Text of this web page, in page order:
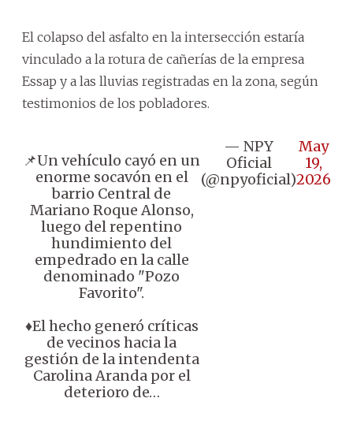
El colapso del asfalto en la intersección estaría
vinculado a la rotura de cañerías de la empresa
Essap y a las lluvias registradas en la zona, según
testimonios de los pobladores.
📌Un vehículo cayó en un
enorme socavón en el
barrio Central de
Mariano Roque Alonso,
luego del repentino
hundimiento del
empedrado en la calle
denominado "Pozo
Favorito".
♦️El hecho generó críticas
de vecinos hacia la
gestión de la intendenta
Carolina Aranda por el
deterioro de…
— NPY
Oficial
(@npyoficial)
May
19,
2026